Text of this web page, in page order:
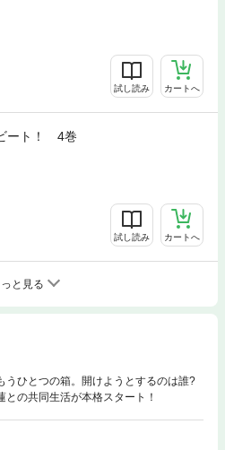
試し読み カートへ
ート！ 4巻
試し読み カートへ
っと見る
うひとつの箱。開けようとするのは誰?
の共同生活が本格スタート！